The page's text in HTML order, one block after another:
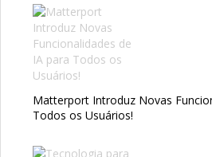
Matterport Introduz Novas
Todos os Usuários!